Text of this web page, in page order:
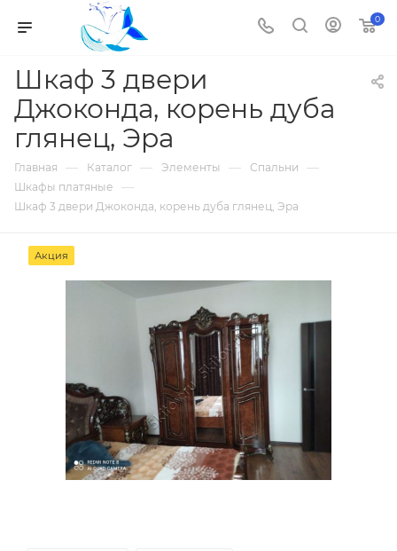
0
Шкаф 3 двери
Джоконда, корень дуба
глянец, Эра
Главная — Каталог — Элементы — Спальни —
Шкафы платяные —
Шкаф 3 двери Джоконда, корень дуба глянец, Эра
Акция